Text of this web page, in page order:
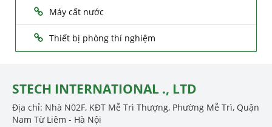
Máy cất nước
Thiết bị phòng thí nghiệm
STECH INTERNATIONAL ., LTD
Địa chỉ: Nhà N02F, KĐT Mễ Trì Thượng, Phường Mễ Trì, Quận
Nam Từ Liêm - Hà Nội